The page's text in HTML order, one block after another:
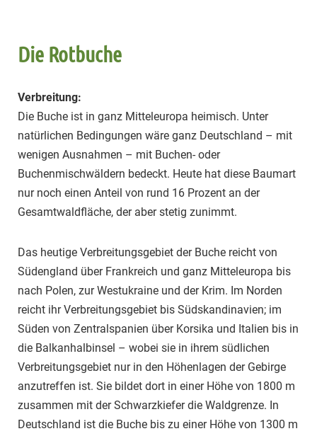
Die Rotbuche
Verbreitung:
Die Buche ist in ganz Mitteleuropa heimisch. Unter
natürlichen Bedingungen wäre ganz Deutschland – mit
wenigen Ausnahmen – mit Buchen- oder
Buchenmischwäldern bedeckt. Heute hat diese Baumart
nur noch einen Anteil von rund 16 Prozent an der
Gesamtwaldfläche, der aber stetig zunimmt.
Das heutige Verbreitungsgebiet der Buche reicht von
Südengland über Frankreich und ganz Mitteleuropa bis
nach Polen, zur Westukraine und der Krim. Im Norden
reicht ihr Verbreitungsgebiet bis Südskandinavien; im
Süden von Zentralspanien über Korsika und Italien bis in
die Balkanhalbinsel – wobei sie in ihrem südlichen
Verbreitungsgebiet nur in den Höhenlagen der Gebirge
anzutreffen ist. Sie bildet dort in einer Höhe von 1800 m
zusammen mit der Schwarzkiefer die Waldgrenze. In
Deutschland ist die Buche bis zu einer Höhe von 1300 m